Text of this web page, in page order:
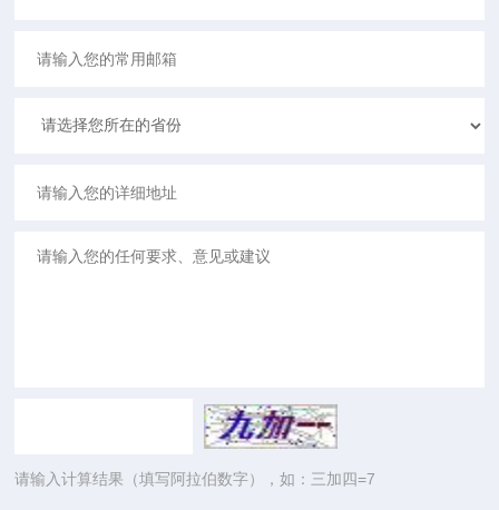
请输入计算结果（填写阿拉伯数字），如：三加四=7